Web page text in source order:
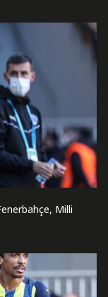
Milli